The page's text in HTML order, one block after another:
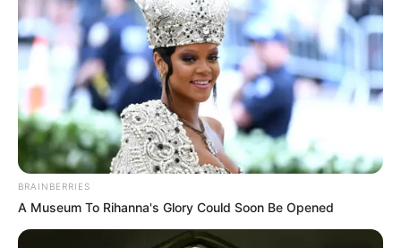
BRAINBERRIES
A Museum To Rihanna's Glory Could Soon Be Opened